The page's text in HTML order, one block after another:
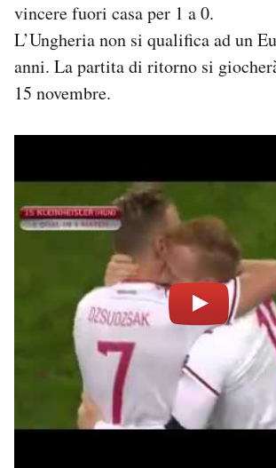
vincere fuori casa per 1 a 0.
L’Ungheria non si qualifica ad un
anni. La partita di ritorno si
15 novembre.